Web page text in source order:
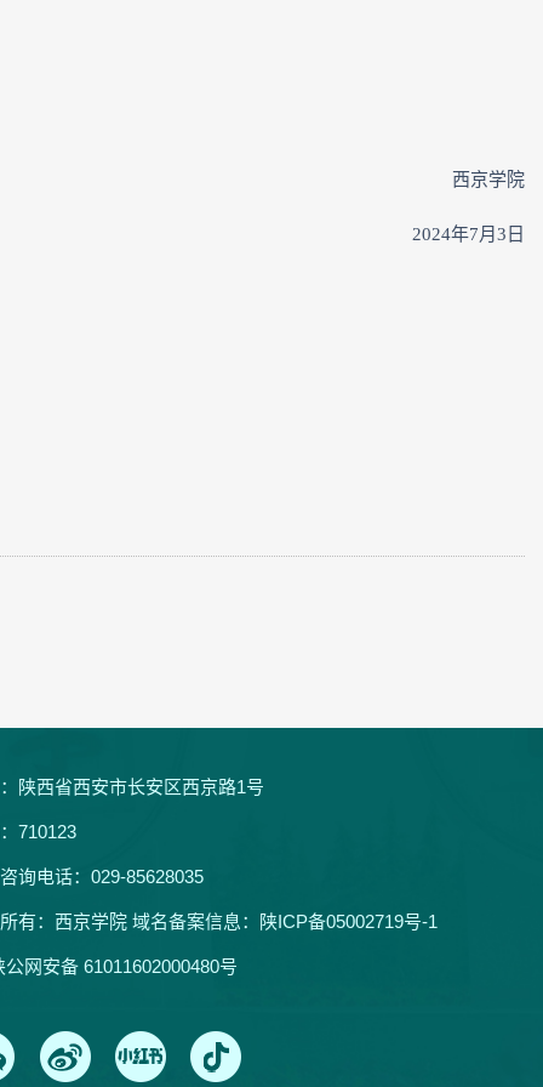
西京学院
2024年7月3日
陕西省西安市长安区西京路1号
710123
询电话：029-85628035
有：西京学院 域名备案信息： 陕ICP备05002719号-1
公网安备 61011602000480号